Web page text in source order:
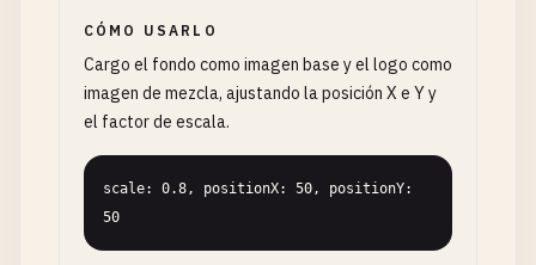
CÓMO USARLO
Cargo el fondo como imagen base y el logo como
imagen de mezcla, ajustando la posición X e Y y
el factor de escala.
scale: 0.8, positionX: 50, positionY:
50